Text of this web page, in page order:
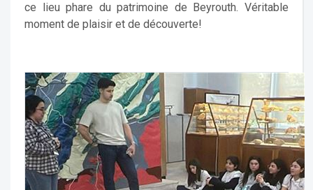
ce lieu phare du patrimoine de Beyrouth. Véritable
moment de plaisir et de découverte!